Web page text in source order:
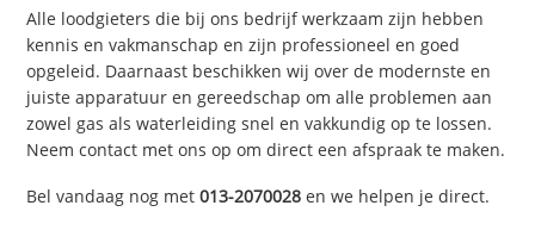
Alle loodgieters die bij ons bedrijf werkzaam zijn hebben
kennis en vakmanschap en zijn professioneel en goed
opgeleid. Daarnaast beschikken wij over de modernste en
juiste apparatuur en gereedschap om alle problemen aan
zowel gas als waterleiding snel en vakkundig op te lossen.
Neem contact met ons op om direct een afspraak te maken.
Bel vandaag nog met013-2070028 en we helpen je direct.